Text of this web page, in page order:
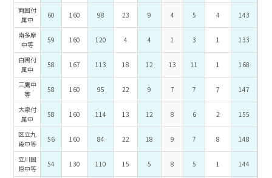
両国付
属中
60 160 98 23 9 4 5 4 143
南多摩
中等
59 160 120 4 4 1 3 1 133
白鴎付
属中
58 167 113 18 12 13 11 1 168
三鷹中
等
58 160 95 22 9 7 7 7 147
大泉付
属中
58 160 114 13 12 8 6 2 155
区立九
段中等
56 160 84 22 18 9 7 8 148
立川国
際中等
54 130 110 15 5 8 5 1 144